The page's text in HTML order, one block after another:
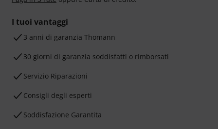
I tuoi vantaggi
3 anni di garanzia Thomann
30 giorni di garanzia soddisfatti o rimborsati
Servizio Riparazioni
Consigli degli esperti
Soddisfazione Garantita